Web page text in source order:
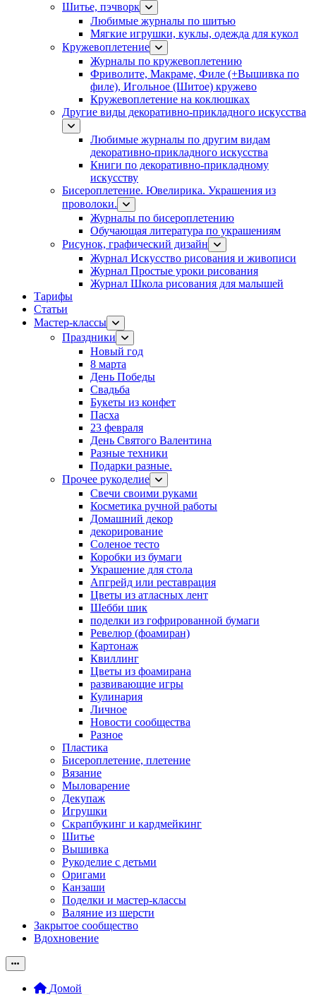
Шитье, пэчворк
Любимые журналы по шитью
Мягкие игрушки, куклы, одежда для кукол
Кружевоплетение
Журналы по кружевоплетению
Фриволите, Макраме, Филе (+Вышивка по
филе), Игольное (Шитое) кружево
Кружевоплетение на коклюшках
Другие виды декоративно-прикладного искусства
Любимые журналы по другим видам
декоративно-прикладного искусства
Книги по декоративно-прикладному
искусству
Бисероплетение. Ювелирика. Украшения из
проволоки.
Журналы по бисероплетению
Обучающая литература по украшениям
Рисунок, графический дизайн
Журнал Искусство рисования и живописи
Журнал Простые уроки рисования
Журнал Школа рисования для малышей
Тарифы
Статьи
Мастер-классы
Праздники
Новый год
8 марта
День Победы
Свадьба
Букеты из конфет
Пасха
23 февраля
День Святого Валентина
Разные техники
Подарки разные.
Прочее рукоделие
Свечи своими руками
Косметика ручной работы
Домашний декор
декорирование
Соленое тесто
Коробки из бумаги
Украшение для стола
Апгрейд или реставрация
Цветы из атласных лент
Шебби шик
поделки из гофрированной бумаги
Ревелюр (фоамиран)
Картонаж
Квиллинг
Цветы из фоамирана
развивающие игры
Кулинария
Личное
Новости сообщества
Разное
Пластика
Бисероплетение, плетение
Вязание
Мыловарение
Декупаж
Игрушки
Скрапбукинг и кардмейкинг
Шитье
Вышивка
Рукоделие с детьми
Оригами
Канзаши
Поделки и мастер-классы
Валяние из шерсти
Закрытое сообщество
Вдохновение
Домой